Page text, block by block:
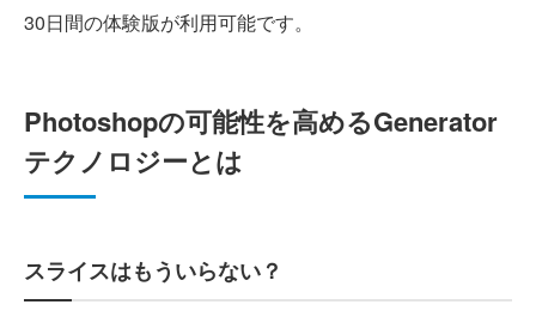
30日間の体験版が利用可能です。
Photoshopの可能性を高めるGenerator
テクノロジーとは
スライスはもういらない？